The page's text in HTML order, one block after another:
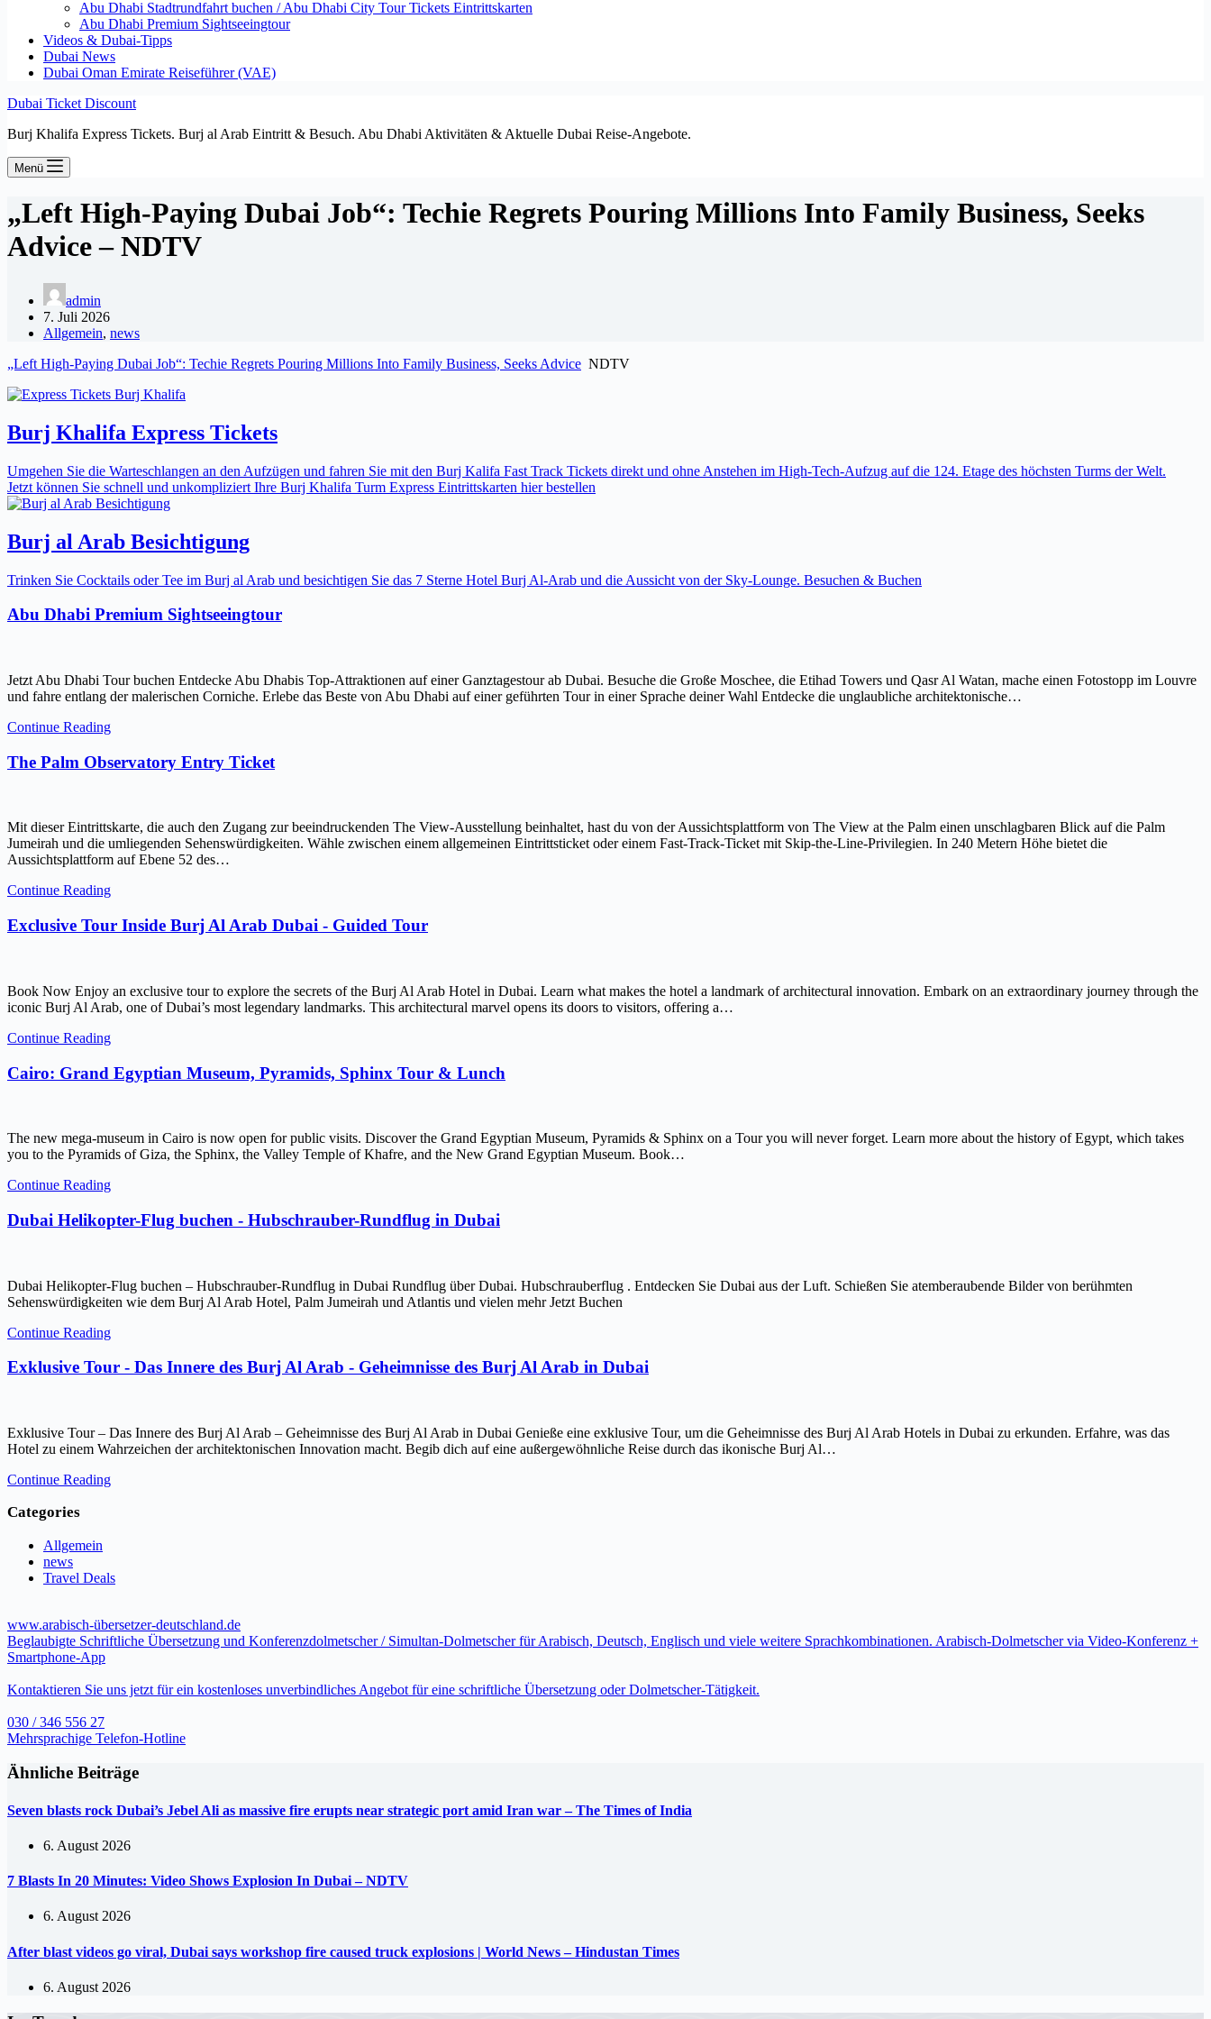
Abu Dhabi Stadtrundfahrt buchen / Abu Dhabi City Tour Tickets Eintrittskarten
Abu Dhabi Premium Sightseeingtour
Videos & Dubai-Tipps
Dubai News
Dubai Oman Emirate Reiseführer (VAE)
Dubai Ticket Discount
Burj Khalifa Express Tickets. Burj al Arab Eintritt & Besuch. Abu Dhabi Aktivitäten & Aktuelle Dubai Reise-Angebote.
Menü
„Left High-Paying Dubai Job“: Techie Regrets Pouring Millions Into Family Business, Seeks
Advice – NDTV
admin
7. Juli 2026
Allgemein, news
„Left High-Paying Dubai Job“: Techie Regrets Pouring Millions Into Family Business, Seeks Advice NDTV
Burj Khalifa Express Tickets
Umgehen Sie die Warteschlangen an den Aufzügen und fahren Sie mit den Burj Kalifa Fast Track Tickets direkt und ohne Anstehen im High-Tech-Aufzug auf die 124. Etage des höchsten Turms der Welt.
Jetzt können Sie schnell und unkompliziert Ihre Burj Khalifa Turm Express Eintrittskarten hier bestellen
Burj al Arab Besichtigung
Trinken Sie Cocktails oder Tee im Burj al Arab und besichtigen Sie das 7 Sterne Hotel Burj Al-Arab und die Aussicht von der Sky-Lounge. Besuchen & Buchen
Abu Dhabi Premium Sightseeingtour
Jetzt Abu Dhabi Tour buchen Entdecke Abu Dhabis Top-Attraktionen auf einer Ganztagestour ab Dubai. Besuche die Große Moschee, die Etihad Towers und Qasr Al Watan, mache einen Fotostopp im Louvre
und fahre entlang der malerischen Corniche. Erlebe das Beste von Abu Dhabi auf einer geführten Tour in einer Sprache deiner Wahl Entdecke die unglaubliche architektonische…
Continue Reading
The Palm Observatory Entry Ticket
Mit dieser Eintrittskarte, die auch den Zugang zur beeindruckenden The View-Ausstellung beinhaltet, hast du von der Aussichtsplattform von The View at the Palm einen unschlagbaren Blick auf die Palm
Jumeirah und die umliegenden Sehenswürdigkeiten. Wähle zwischen einem allgemeinen Eintrittsticket oder einem Fast-Track-Ticket mit Skip-the-Line-Privilegien. In 240 Metern Höhe bietet die
Aussichtsplattform auf Ebene 52 des…
Continue Reading
Exclusive Tour Inside Burj Al Arab Dubai - Guided Tour
Book Now Enjoy an exclusive tour to explore the secrets of the Burj Al Arab Hotel in Dubai. Learn what makes the hotel a landmark of architectural innovation. Embark on an extraordinary journey through the
iconic Burj Al Arab, one of Dubai’s most legendary landmarks. This architectural marvel opens its doors to visitors, offering a…
Continue Reading
Cairo: Grand Egyptian Museum, Pyramids, Sphinx Tour & Lunch
The new mega-museum in Cairo is now open for public visits. Discover the Grand Egyptian Museum, Pyramids & Sphinx on a Tour you will never forget. Learn more about the history of Egypt, which takes
you to the Pyramids of Giza, the Sphinx, the Valley Temple of Khafre, and the New Grand Egyptian Museum. Book…
Continue Reading
Dubai Helikopter-Flug buchen - Hubschrauber-Rundflug in Dubai
Dubai Helikopter-Flug buchen – Hubschrauber-Rundflug in Dubai Rundflug über Dubai. Hubschrauberflug . Entdecken Sie Dubai aus der Luft. Schießen Sie atemberaubende Bilder von berühmten
Sehenswürdigkeiten wie dem Burj Al Arab Hotel, Palm Jumeirah und Atlantis und vielen mehr Jetzt Buchen
Continue Reading
Exklusive Tour - Das Innere des Burj Al Arab - Geheimnisse des Burj Al Arab in Dubai
Exklusive Tour – Das Innere des Burj Al Arab – Geheimnisse des Burj Al Arab in Dubai Genieße eine exklusive Tour, um die Geheimnisse des Burj Al Arab Hotels in Dubai zu erkunden. Erfahre, was das
Hotel zu einem Wahrzeichen der architektonischen Innovation macht. Begib dich auf eine außergewöhnliche Reise durch das ikonische Burj Al…
Continue Reading
Categories
Allgemein
news
Travel Deals
www.arabisch-übersetzer-deutschland.de
Beglaubigte Schriftliche Übersetzung und Konferenzdolmetscher / Simultan-Dolmetscher für Arabisch, Deutsch, Englisch und viele weitere Sprachkombinationen. Arabisch-Dolmetscher via Video-Konferenz +
Smartphone-App
Kontaktieren Sie uns jetzt für ein kostenloses unverbindliches Angebot für eine schriftliche Übersetzung oder Dolmetscher-Tätigkeit.
030 / 346 556 27
Mehrsprachige Telefon-Hotline
Ähnliche Beiträge
Seven blasts rock Dubai’s Jebel Ali as massive fire erupts near strategic port amid Iran war – The Times of India
6. August 2026
7 Blasts In 20 Minutes: Video Shows Explosion In Dubai – NDTV
6. August 2026
After blast videos go viral, Dubai says workshop fire caused truck explosions | World News – Hindustan Times
6. August 2026